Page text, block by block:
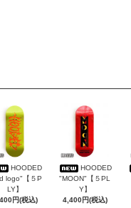
HOODED
logo"【５P
LY】
円(税込)
HOODED
"MOON"【５PL
Y】
4,400円(税込)